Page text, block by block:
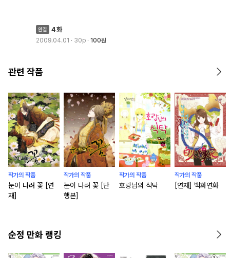
4화
2009.04.01 · 30p 100원
관련 작품
작가의 작품
눈이 나려 꽃 [연
재]
작가의 작품
눈이 나려 꽃 [단
행본]
작가의 작품
호랑님의 식탁
작가의 작품
[연재] 백화연화
순정 만화 랭킹